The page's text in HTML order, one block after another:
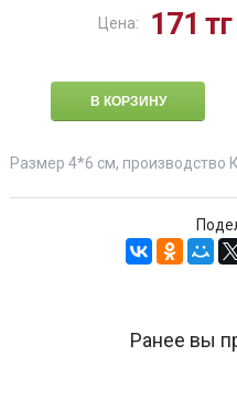
Цена: 171 тг
Размер 4*6 см, производство
Ранее вы